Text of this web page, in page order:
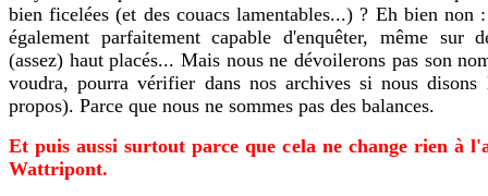
bien ficelées (et des couacs lamentables...) ? Eh bien non
également parfaitement capable d'enquêter, même sur
(assez) haut placés... Mais nous ne dévoilerons pas son
voudra, pourra vérifier dans nos archives si nous
propos). Parce que nous ne sommes pas des balances.
Et puis aussi surtout parce que cela ne change rien à
Wattripont.